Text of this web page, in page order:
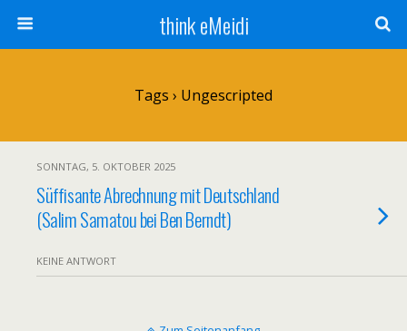
think eMeidi
Tags › Ungescripted
SONNTAG, 5. OKTOBER 2025
Süffisante Abrechnung mit Deutschland
(Salim Samatou bei Ben Berndt)
KEINE ANTWORT